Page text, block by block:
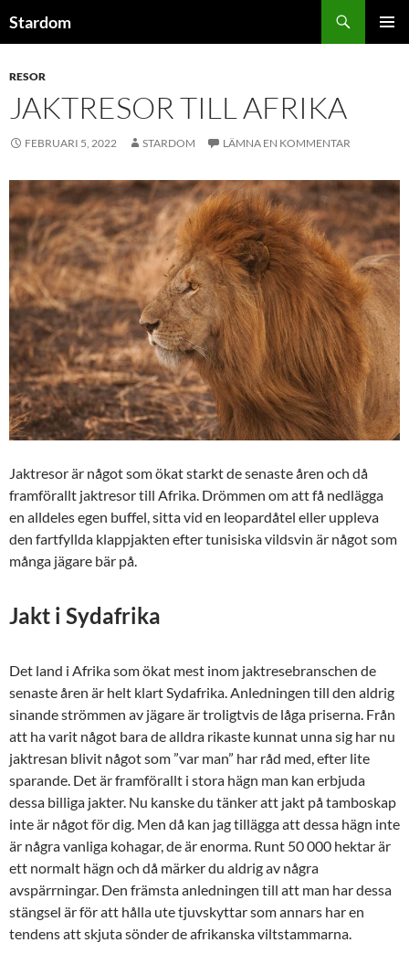
tillStardom
RESOR
JAKTRESOR TILL AFRIKA
FEBRUARI 5, 2022 STARDOM LÄMNA EN KOMMENTAR
Jaktresor är något som ökat starkt de senaste åren och då
framförallt jaktresor till Afrika. Drömmen om att få nedlägga
en alldeles egen buffel, sitta vid en leopardåtel eller uppleva
den fartfyllda klappjakten efter tunisiska vildsvin är något som
många jägare bär på.
Jakt i Sydafrika
Det land i Afrika som ökat mest inom jaktresebranschen de
senaste åren är helt klart Sydafrika. Anledningen till den aldrig
sinande strömmen av jägare är troligtvis de låga priserna. Från
att ha varit något bara de alldra rikaste kunnat unna sig har nu
jaktresan blivit något som ”var man” har råd med, efter lite
sparande. Det är framförallt i stora hägn man kan erbjuda
dessa billiga jakter. Nu kanske du tänker att jakt på tamboskap
inte är något för dig. Men då kan jag tillägga att dessa hägn inte
är några vanliga kohagar, de är enorma. Runt 50 000 hektar är
ett normalt hägn och då märker du aldrig av några
avspärrningar. Den främsta anledningen till att man har dessa
stängsel är för att hålla ute tjuvskyttar som annars har en
tendens att skjuta sönder de afrikanska viltstammarna.